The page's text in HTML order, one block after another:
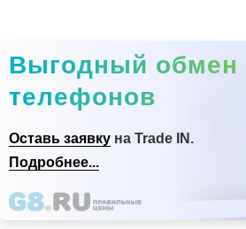
Выгодный обмен
телефонов
Оставь заявку на Trade IN.
Подробнее...